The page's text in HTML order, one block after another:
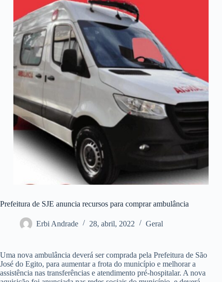
Prefeitura de SJE anuncia recursos para comprar ambulância
Erbi Andrade 28, abril, 2022 Geral
Uma nova ambulância deverá ser comprada pela Prefeitura de São
José do Egito, para aumentar a frota do município e melhorar a
assistência nas transferências e atendimento pré-hospitalar. A nova